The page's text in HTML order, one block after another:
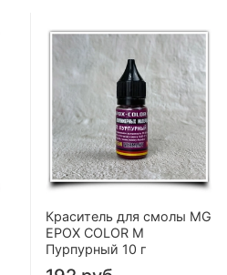
Краситель для смолы MG
EPOX COLOR M
Пурпурный 10 г